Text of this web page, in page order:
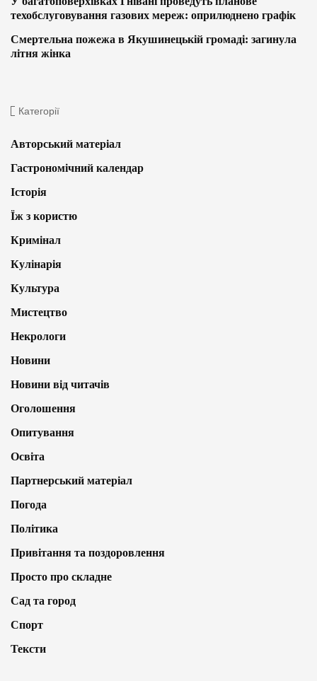
техобслуговування газових мереж: оприлюднено графік
Смертельна пожежа в Якушинецькій громаді: загинула
літня жінка
Категорії
Авторський матеріал
Гастрономічний календар
Історія
Їж з користю
Кримінал
Кулінарія
Культура
Мистецтво
Некрологи
Новини
Новини від читачів
Оголошення
Опитування
Освіта
Партнерський матеріал
Погода
Політика
Привітання та поздоровлення
Просто про складне
Сад та город
Спорт
Тексти